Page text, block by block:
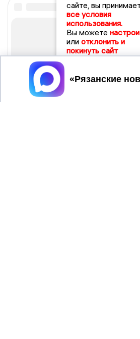
сайте, вы
все условия
использования.
Вы можете
или отклонить и
покинуть сайт
Принять